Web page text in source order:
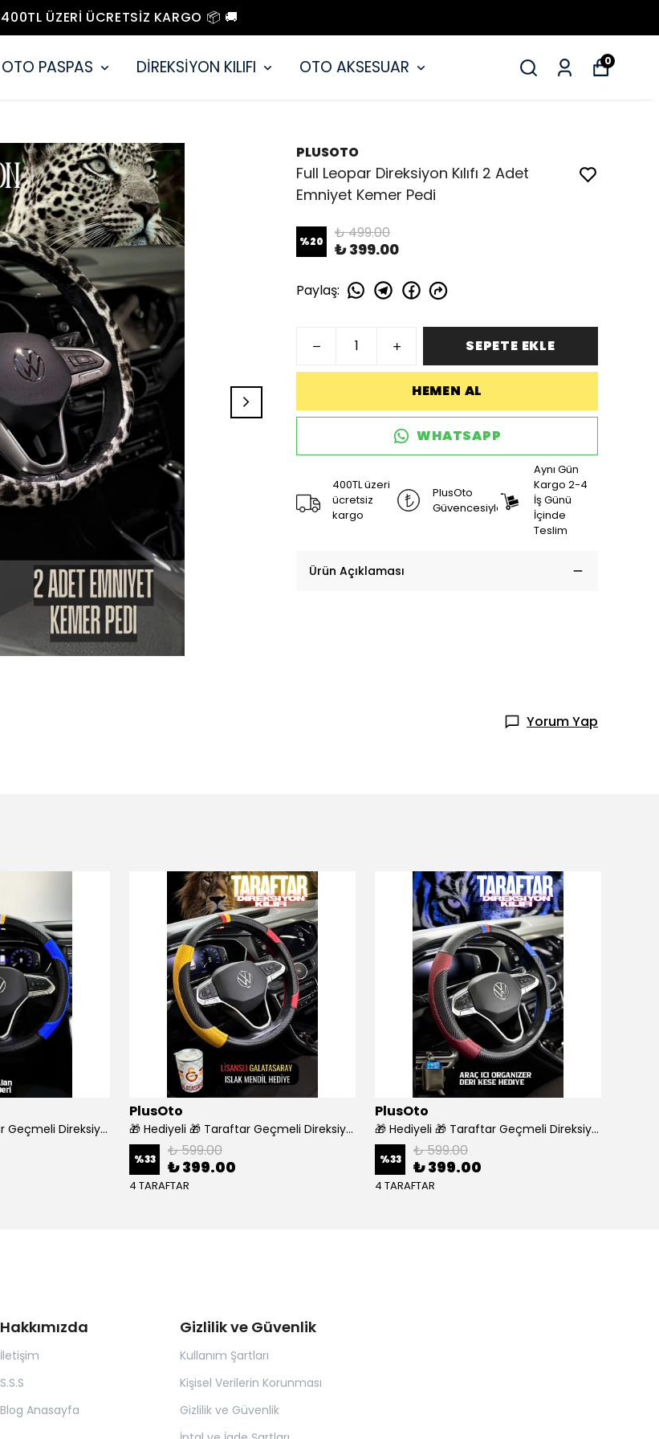
400TL ÜZERI ÜCRETSIZ KARGO 📦 🚚
OTO PASPAS DİREKSİYON KILIFI OTO AKSESUAR 0
PLUSOTO
Full Leopar Direksiyon Kılıfı 2 Adet
Emniyet Kemer Pedi
%20 ₺ 499.00
₺ 399.00
Paylaş:
SEPETE EKLE
HEMEN AL
WHATSAPP
400TL üzeri
ücretsiz
kargo
PlusOto
Güvencesiyle
Aynı Gün
Kargo 2-4
İş Günü
İçinde
Teslim
Ürün Açıklaması
Yorum Yap
🎁 Hediyeli 🎁 Taraftar Geçmeli Direksiyon Kılıfı - FENERBAHÇE
PlusOto
🎁 Hediyeli 🎁 Taraftar Geçmeli Direksiyon Kılıfı - GALATASARAY
%33 ₺ 599.00
₺ 399.00
4 TARAFTAR
PlusOto
🎁 Hediyeli 🎁 Taraftar Geçmeli Direksiyon Kılıfı - TRABZON
%33 ₺ 599.00
₺ 399.00
4 TARAFTAR
Hakkımızda
İletişim
S.S.S
Blog Anasayfa
Gizlilik ve Güvenlik
Kullanım Şartları
Kişisel Verilerin Korunması
Gizlilik ve Güvenlik